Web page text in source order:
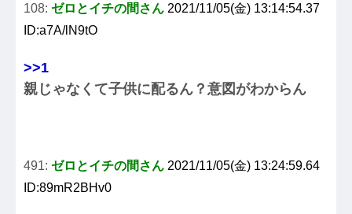
108: ゼロとイチの間さん 2021/11/05(金) 13:14:54.37
ID:a7A/lN9tO
>>1
親じゃなくて子供に配るん？意図がわからん
491: ゼロとイチの間さん 2021/11/05(金) 13:24:59.64
ID:89mR2BHv0